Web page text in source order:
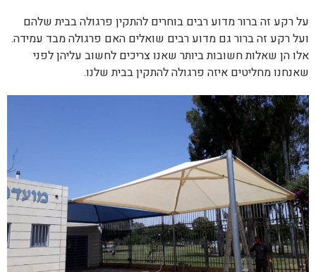
על רקע זה ברור מדוע רבים בוחרים להתקין פרגולה בבית שלהם
ועל רקע זה ברור גם מדוע רבים שואלים האם פרגולה מבד עמידה.
אלו הן שאלות חשובות ביותר שאנו צריכים לחשוב עליהן לפני
שאנחנו מחליטים איזה פרגולה להתקין בבית שלנו.